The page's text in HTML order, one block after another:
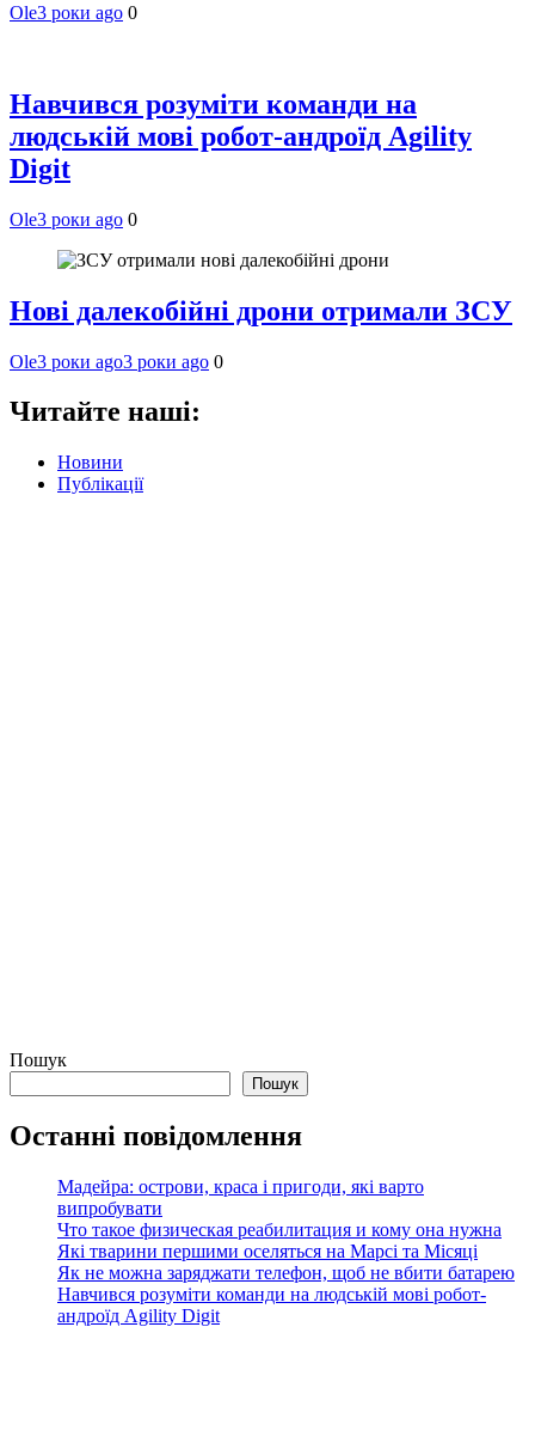
Ole3 роки ago 0
Навчився розуміти команди на
людській мові робот-андроїд Agility
Digit
Ole3 роки ago 0
Нові далекобійні дрони отримали ЗСУ
Ole3 роки ago3 роки ago 0
Читайте наші:
Новини
Публікації
Пошук
Пошук
Останні повідомлення
Мадейра: острови, краса і пригоди, які варто
випробувати
Что такое физическая реабилитация и кому она нужна
Які тварини першими оселяться на Марсі та Місяці
Як не можна заряджати телефон, щоб не вбити батарею
Навчився розуміти команди на людській мові робот-
андроїд Agility Digit